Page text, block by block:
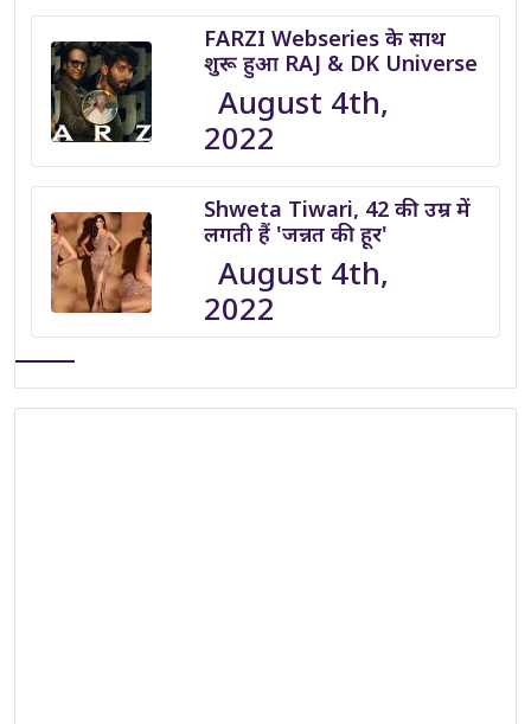
FARZI Webseries के साथ
शुरू हुआ RAJ & DK Universe
August 4th,
2022
Shweta Tiwari, 42 की उम्र में
लगती हैं 'जन्नत की हूर'
August 4th,
2022